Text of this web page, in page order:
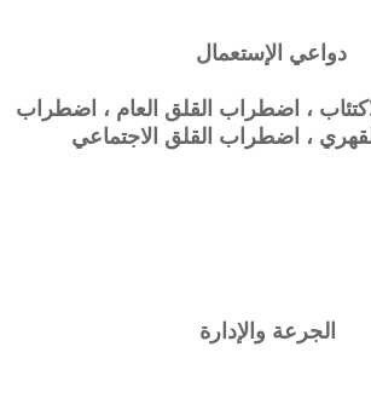
دواعي الإستعمال
، اضطراب القلق العام ، اضطراب
، اضطراب القلق الاجتماعي
الجرعة والإدارة